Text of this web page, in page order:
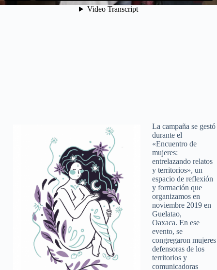
La campaña se gestó
durante el
«Encuentro de
mujeres:
entrelazando relatos
y territorios», un
espacio de reflexión
y formación que
organizamos en
noviembre 2019 en
Guelatao,
Oaxaca. En ese
evento, se
congregaron mujeres
defensoras de los
territorios y
comunicadoras